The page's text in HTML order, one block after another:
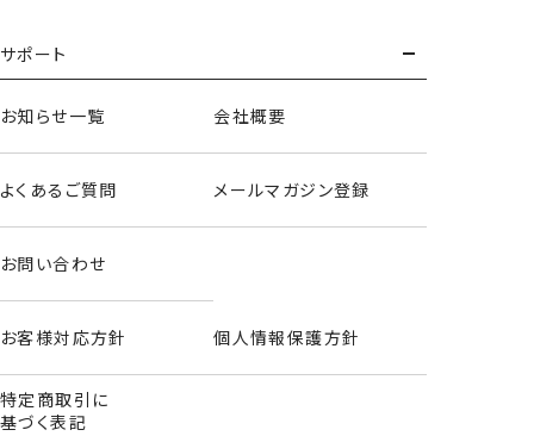
バスケット小物入れ
サポート
お知らせ一覧 会社概要
よくあるご質問 メールマガジン登録
お問い合わせ
お客様対応方針 個人情報保護方針
特定商取引に
基づく表記